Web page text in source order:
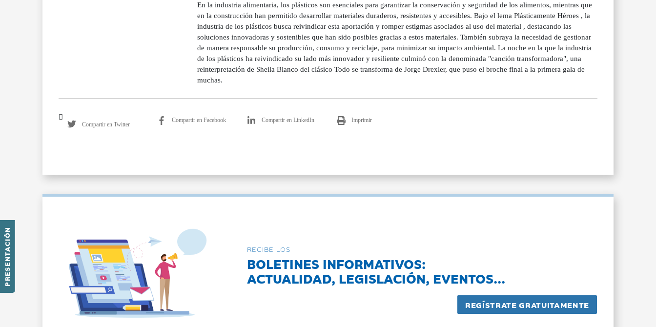
PRESENTACIÓN
En la industria alimentaria, los plásticos son esenciales para garantizar la conservación y seguridad de los alimentos, mientras que
en la construcción han permitido desarrollar materiales duraderos, resistentes y accesibles. Bajo el lema Plásticamente Héroes , la
industria de los plásticos busca reivindicar esta aportación y romper estigmas asociados al uso del material , destacando las
soluciones innovadoras y sostenibles que han sido posibles gracias a estos materiales. También subraya la necesidad de gestionar
de manera responsable su producción, consumo y reciclaje, para minimizar su impacto ambiental. La noche en la que la industria
de los plásticos ha reivindicado su lado más innovador y resiliente culminó con la denominada "canción transformadora", una
reinterpretación de Sheila Blanco del clásico Todo se transforma de Jorge Drexler, que puso el broche final a la primera gala de
muchas.
Compartir en Twitter
Compartir en Facebook Compartir en LinkedIn Imprimir
RECIBE LOS
BOLETINES INFORMATIVOS:
ACTUALIDAD, LEGISLACIÓN, EVENTOS...